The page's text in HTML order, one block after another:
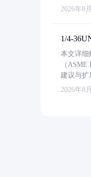
2026年8
1/4-
本文详细
（
建议与扩
2026年8